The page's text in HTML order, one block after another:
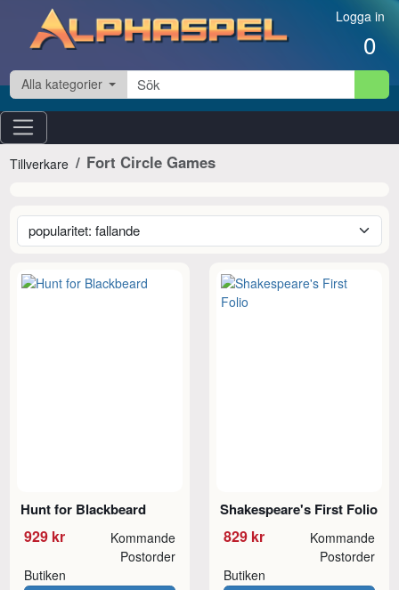
Hoppa till innehåll Logga in
0
Alla kategorier
Tillverkare Fort Circle Games
Hunt for Blackbeard
929 kr Kommande
Butiken
Postorder
Shakespeare's First Folio
829 kr Kommande
Butiken
Postorder